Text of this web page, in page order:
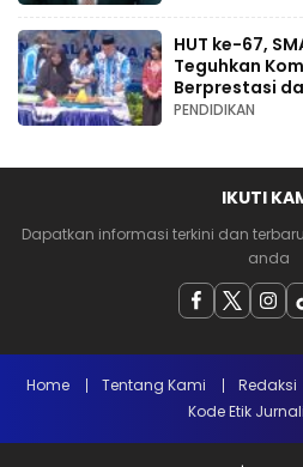
HUT ke-67,
Teguhkan
Berprestasi
PENDIDIKAN
IKUTI
Dapatkan informasi terkini dan
anda
Home Tentang Kami Redaksi
Kode Etik